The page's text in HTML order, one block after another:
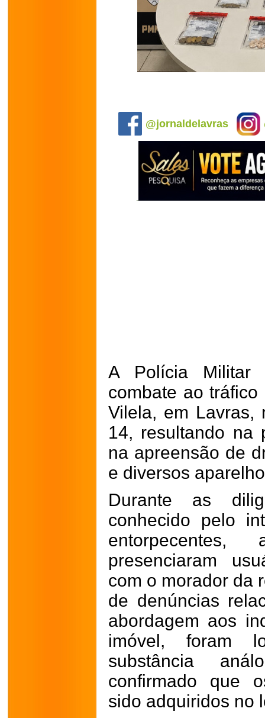
@jornaldelavras
A Polícia Militar
combate ao
Vilela, em Lavras,
14, resultando na
na apreensão de
e diversos
Durante as
conhecido pelo
presenciaram
com o morador da
de denúncias
abordagem aos
imóvel, foram
substância
confirmado que
sido adquiridos no